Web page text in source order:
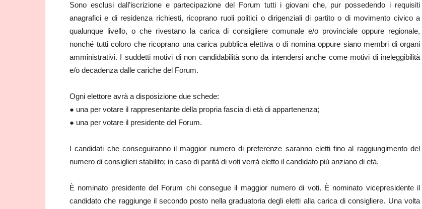
Sono esclusi dall’iscrizione e partecipazione del Forum tutti i giovani che, pur possedendo i requisiti
anagrafici e di residenza richiesti, ricoprano ruoli politici o dirigenziali di partito o di movimento civico a
qualunque livello, o che rivestano la carica di consigliere comunale e/o provinciale oppure regionale,
nonché tutti coloro che ricoprano una carica pubblica elettiva o di nomina oppure siano membri di organi
amministrativi. I suddetti motivi di non candidabilità sono da intendersi anche come motivi di ineleggibilità
e/o decadenza dalle cariche del Forum.
Ogni elettore avrà a disposizione due schede:
● una per votare il rappresentante della propria fascia di età di appartenenza;
● una per votare il presidente del Forum.
I candidati che conseguiranno il maggior numero di preferenze saranno eletti fino al raggiungimento del
numero di consiglieri stabilito; in caso di parità di voti verrà eletto il candidato più anziano di età.
È nominato presidente del Forum chi consegue il maggior numero di voti. È nominato vicepresidente il
candidato che raggiunge il secondo posto nella graduatoria degli eletti alla carica di consigliere. Una volta